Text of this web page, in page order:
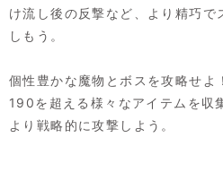
け流し後の反撃など、より精巧で
しもう。
個性豊かな魔物とボスを攻略せよ！
190を超える様々なアイテムを収
より戦略的に攻撃しよう。